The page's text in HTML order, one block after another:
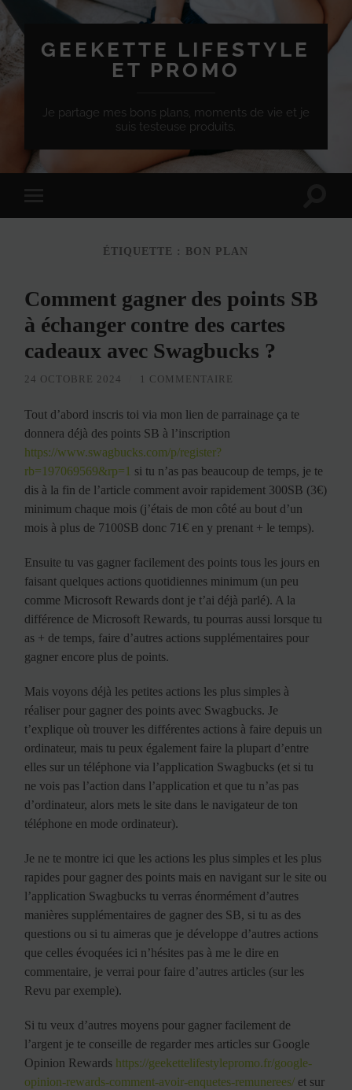
GEEKETTE LIFESTYLE
ET PROMO
Je partage mes bons plans, moments de vie et je
suis testeuse produits.
à
ÉTIQUETTE : BON PLAN
Comment gagner des points SB
à échanger contre des cartes
cadeaux avec Swagbucks ?
24 OCTOBRE 2024 1 COMMENTAIRE
Tout d’abord inscris toi via mon lien de parrainage ça te
donnera déjà des points SB à l’inscription
https://www.swagbucks.com/p/register?
rb=197069569&rp=1 si tu n’as pas beaucoup de temps, je te
dis à la fin de l’article comment avoir rapidement 300SB (3€)
minimum chaque mois (j’étais de mon côté au bout d’un
mois à plus de 7100SB donc 71€ en y prenant + le temps).
Ensuite tu vas gagner facilement des points tous les jours en
faisant quelques actions quotidiennes minimum (un peu
comme Microsoft Rewards dont je t’ai déjà parlé). A la
différence de Microsoft Rewards, tu pourras aussi lorsque tu
as + de temps, faire d’autres actions supplémentaires pour
gagner encore plus de points.
Mais voyons déjà les petites actions les plus simples à
réaliser pour gagner des points avec Swagbucks. Je
t’explique où trouver les différentes actions à faire depuis un
ordinateur, mais tu peux également faire la plupart d’entre
elles sur un téléphone via l’application Swagbucks (et si tu
ne vois pas l’action dans l’application et que tu n’as pas
d’ordinateur, alors mets le site dans le navigateur de ton
téléphone en mode ordinateur).
Je ne te montre ici que les actions les plus simples et les plus
rapides pour gagner des points mais en navigant sur le site ou
l’application Swagbucks tu verras énormément d’autres
manières supplémentaires de gagner des SB, si tu as des
questions ou si tu aimeras que je développe d’autres actions
que celles évoquées ici n’hésites pas à me le dire en
commentaire, je verrai pour faire d’autres articles (sur les
Revu par exemple).
Si tu veux d’autres moyens pour gagner facilement de
l’argent je te conseille de regarder mes articles sur Google
Opinion Rewards https://geekettelifestylepromo.fr/google-
opinion-rewards-comment-avoir-enquetes-remunerees/ et sur